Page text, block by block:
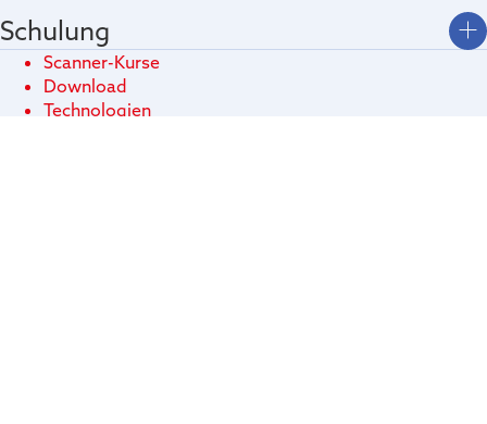
Schulung
Scanner-Kurse
Download
Technologien